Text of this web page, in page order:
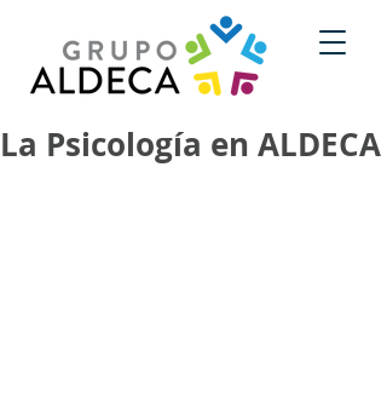
La Psicología en ALDECA